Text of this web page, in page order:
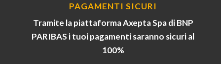
PAGAMENTI SICURI
Tramite la piattaforma Axepta Spa di BNP
PARIBAS i tuoi pagamenti saranno sicuri al
100%